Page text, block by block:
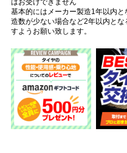
はお受けできません
基本的にはメーカー製造1年以内
造数が少ない場合など2年以内と
すようお願い致します。